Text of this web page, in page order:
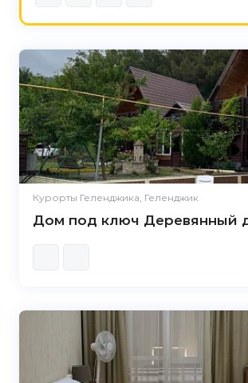
Курорты Геленджика, Геленджик
Дом под ключ Деревянный